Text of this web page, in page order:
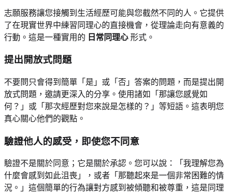
志願服務讓您接觸到生活經歷可能與您截然不同的人。它提供
了在現實世界中練習同理心的直接機會，從理論走向有意義的
行動。這是一種實用的 日常同理心 形式。
提出開放式問題
不要問只會得到簡單「是」或「否」答案的問題，而是提出開
放式問題，邀請更深入的分享。使用諸如「那讓您感覺如
何？」或「那次經歷對您來說是怎樣的？」等短語。這表明您
真心關心他們的觀點。
驗證他人的感受，即使您不同意
驗證不是關於同意；它是關於承認。您可以說：「我理解您為
什麼會感到如此沮喪」，或者「那聽起來是一個非常困難的情
況。」這個簡單的行為讓對方感到被傾聽和被尊重，這是同理